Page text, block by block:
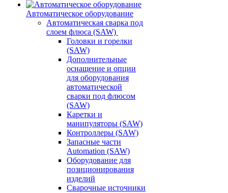
Автоматическое оборудование
Автоматическая сварка под
слоем флюса (SAW)
Головки и горелки
(SAW)
Дополнительные
оснащение и опции
для оборудования
автоматической
сварки под флюсом
(SAW)
Каретки и
манипуляторы (SAW)
Контроллеры (SAW)
Запасные части
Automation (SAW)
Оборудование для
позиционирования
изделий
Сварочные источники